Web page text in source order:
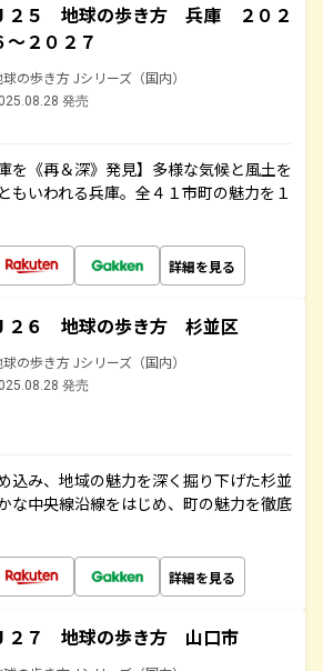
２５ 地球の歩き方 兵庫 ２０２
～２０２７
の歩き方 Jシリーズ（国内）
発売
を《再＆深》発見】多様な気候と風土を
もいわれる兵庫。全４１市町の魅力を１
詳細を見る
２６ 地球の歩き方 杉並区
の歩き方 Jシリーズ（国内）
発売
込み、地域の魅力を深く掘り下げた杉並
な中央線沿線をはじめ、町の魅力を徹底
詳細を見る
２７ 地球の歩き方 山口市